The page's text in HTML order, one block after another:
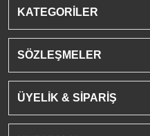
KATEGORİLER
SÖZLEŞMELER
ÜYELİK & SİPARİŞ